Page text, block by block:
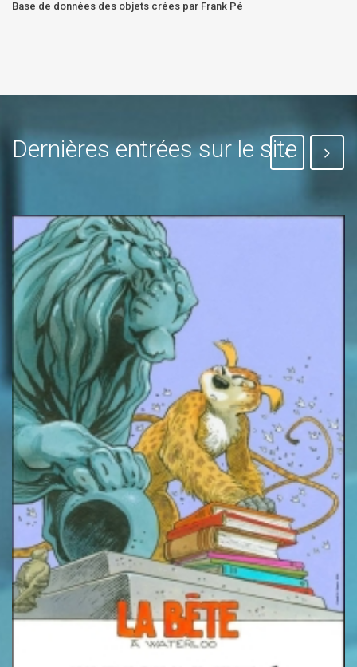
Base de données des objets crées par Frank Pé
Dernières entrées sur le site